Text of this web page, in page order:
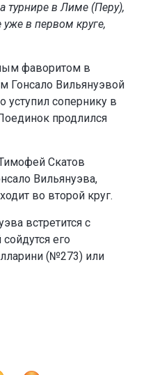
турнире в Лиме (Перу),
в первом круге,
фаворитом в
Гонсало Вильянуэвой
уступил сопернику в
продлился
Скатов
Вильянуэва,
во второй круг.
встретится с
его
(№273) или